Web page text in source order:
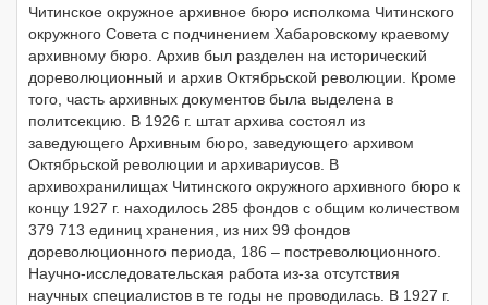
Читинское окружное архивное бюро исполкома Читинского
окружного Совета с подчинением Хабаровскому краевому
архивному бюро. Архив был разделен на исторический
дореволюционный и архив Октябрьской революции. Кроме
того, часть архивных документов была выделена в
политсекцию. В 1926 г. штат архива состоял из
заведующего Архивным бюро, заведующего архивом
Октябрьской революции и архивариусов. В
архивохранилищах Читинского окружного архивного бюро к
концу 1927 г. находилось 285 фондов с общим количеством
379 713 единиц хранения, из них 99 фондов
дореволюционного периода, 186 – постреволюционного.
Научно-исследовательская работа из-за отсутствия
научных специалистов в те годы не проводилась. В 1927 г.